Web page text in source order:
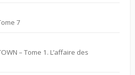
7
– Tome 1. L’affaire des